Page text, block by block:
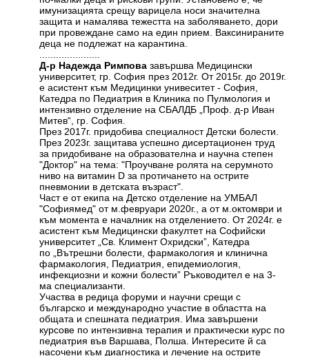
имунизацията срещу варицела носи значителна
защита и намалява тежестта на заболяването, дори
при провеждане само на един прием. Ваксинираните
деца не подлежат на карантина.
Д-р Надежда Римпова завършва Медицински
университет, гр. София през 2012г. От 2015г. до 2019г.
е асистент към Медицинки унивеситет - София,
Катедра по Педиатрия в Клиника по Пулмология и
интензивно отделение на СБАЛДБ „Проф. д-р Иван
Митев“, гр. София.
През 2017г. придобива специалност Детски болести.
През 2023г. защитава успешно дисертационен труд
за придобиване на образователна и научна степен
"Доктор" на тема: "Проучване ролята на серумното
ниво на витамин D за протичането на острите
пневмонии в детската възраст".
Част е от екипа на Детско отделение на УМБАЛ
"Софиямед" от м.февруари 2020г., a от м.октомври и
към момента е началник на отделението. От 2024г. е
асистент към Медицински факултет на Софийски
университет „Св. Климент Охридски”, Катедра
по „Вътрешни болести, фармакология и клинична
фармакология, Педиатрия, епидемиология,
инфекциозни и кожни болести” Ръководител е на 3-
ма специализанти.
Участва в редица форуми и научни срещи с
българско и международно участие в областта на
общата и спешната педиатрия. Има завършени
курсове по интензивна терапия и практически курс по
педиатрия във Варшава, Полша. Интересите й са
насочени към диагностика и лечение на острите